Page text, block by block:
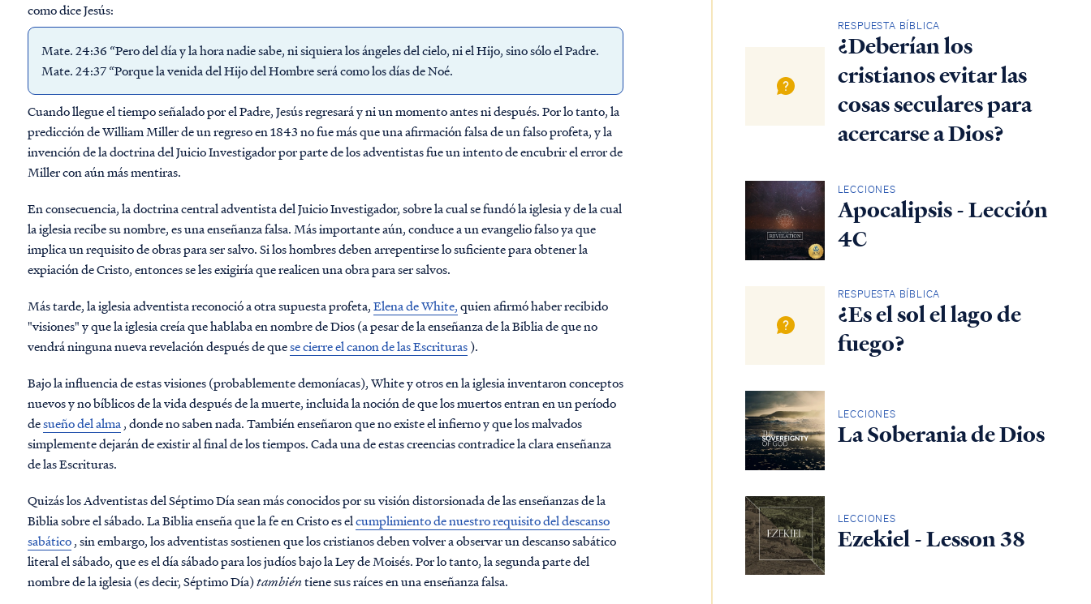
como dice Jesús:
Mate. 24:36 “Pero del día y la hora nadie sabe, ni siquiera los ángeles del cielo, ni el Hijo, sino sólo el Padre.
Mate. 24:37 “Porque la venida del Hijo del Hombre será como los días de Noé.
Cuando llegue el tiempo señalado por el Padre, Jesús regresará y ni un momento antes ni después. Por lo tanto, la
predicción de William Miller de un regreso en 1843 no fue más que una afirmación falsa de un falso profeta, y la
invención de la doctrina del Juicio Investigador por parte de los adventistas fue un intento de encubrir el error de
Miller con aún más mentiras.
En consecuencia, la doctrina central adventista del Juicio Investigador, sobre la cual se fundó la iglesia y de la cual
la iglesia recibe su nombre, es una enseñanza falsa. Más importante aún, conduce a un evangelio falso ya que
implica un requisito de obras para ser salvo. Si los hombres deben arrepentirse lo suficiente para obtener la
expiación de Cristo, entonces se les exigiría que realicen una obra para ser salvos.
Más tarde, la iglesia adventista reconoció a otra supuesta profeta,Elena de White,quien afirmó haber recibido
"visiones" y que la iglesia creía que hablaba en nombre de Dios (a pesar de la enseñanza de la Biblia de que no
vendrá ninguna nueva revelación después de quese cierre el canon de las Escrituras).
Bajo la influencia de estas visiones (probablemente demoníacas), White y otros en la iglesia inventaron conceptos
nuevos y no bíblicos de la vida después de la muerte, incluida la noción de que los muertos entran en un período
desueño del alma, donde no saben nada. También enseñaron que no existe el infierno y que los malvados
simplemente dejarán de existir al final de los tiempos. Cada una de estas creencias contradice la clara enseñanza
de las Escrituras.
Quizás los Adventistas del Séptimo Día sean más conocidos por su visión distorsionada de las enseñanzas de la
Biblia sobre el sábado. La Biblia enseña que la fe en Cristo es elcumplimiento de nuestro requisito del descanso
sabático, sin embargo, los adventistas sostienen que los cristianos deben volver a observar un descanso sabático
literal el sábado, que es el día sábado para los judíos bajo la Ley de Moisés. Por lo tanto, la segunda parte del
nombre de la iglesia (es decir, Séptimo Día)tambiéntiene sus raíces en una enseñanza falsa.
RESPUESTA BÍBLICA
¿Deberían los
cristianos evitar las
cosas seculares para
acercarse a Dios?
LECCIONES
Apocalipsis - Lección
4C
RESPUESTA BÍBLICA
¿Es el sol el lago de
fuego?
LECCIONES
La Soberania de Dios
LECCIONES
Ezekiel - Lesson 38